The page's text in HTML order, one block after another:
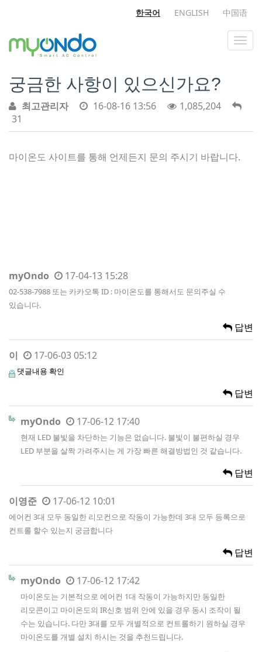
한국어 ENGLISH 中国语
궁금한 사항이 있으신가요?
최고관리자 16-08-16 13:56
1,085,204
31
마이온도 사이트를 통해 언제든지 문의 주시기 바랍니다.
myOndo 17-04-13 15:28
02-538-7988 또는 카카오톡 ID : 마이온도를 통해서도 문의주실 수
있습니다.
답변
이 17-06-03 05:12
댓글내용 확인
답변
myOndo 17-06-12 17:40
현재 LED 불빛을 차단하는 기능은 없습니다. 불빛이 불편하실 경우
LED 부분을 살짝 가려주시는 게 가장 빠른 해결방법인 것 같습니다.
답변
이영준 17-06-12 10:01
에어컨 3대 모두 동일한 리모컨으로 작동이 가능한데 3대 모두 등록으로
컨트롤 할수 있는지 궁금합니다
답변
myOndo 17-06-12 17:42
마이온도는 기본적으로 에어컨 1대 작동이 가능하지만 동일한
리모콘이고 마이온도의 IR신호 범위 안에 있을 경우 동시 조작이 될
수는 있습니다. 다만 3대를 모두 개별적으로 컨트롤하기 원하실 경우
마이온도를 개별 설치 하시는 것을 추천드립니다.